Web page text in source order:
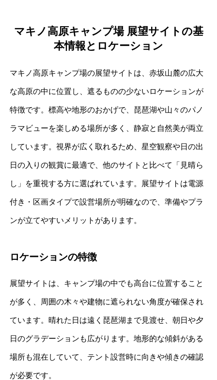
マキノ高原キャンプ場 展望サイトの基
本情報とロケーション
マキノ高原キャンプ場の展望サイトは、赤坂山麓の広大
な高原の中に位置し、遮るものの少ないロケーションが
特徴です。標高や地形のおかげで、琵琶湖や山々のパノ
ラマビューを楽しめる場所が多く、静寂と自然美が両立
しています。視界が広く取れるため、星空観察や日の出
日の入りの観賞に最適で、他のサイトと比べて「見晴ら
し」を重視する方に選ばれています。展望サイトは電源
付き・区画タイプで設営場所が明確なので、準備やプラ
ンが立てやすいメリットがあります。
ロケーションの特徴
展望サイトは、キャンプ場の中でも高台に位置すること
が多く、周囲の木々や建物に遮られない角度が確保され
ています。晴れた日は遠く琵琶湖まで見渡せ、朝日や夕
日のグラデーションも広がります。地形的な傾斜がある
場所も混在していて、テント設営時に向きや傾きの確認
が必要です。